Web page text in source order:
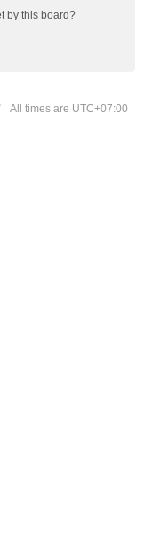
by this board?
All times are UTC+07:00